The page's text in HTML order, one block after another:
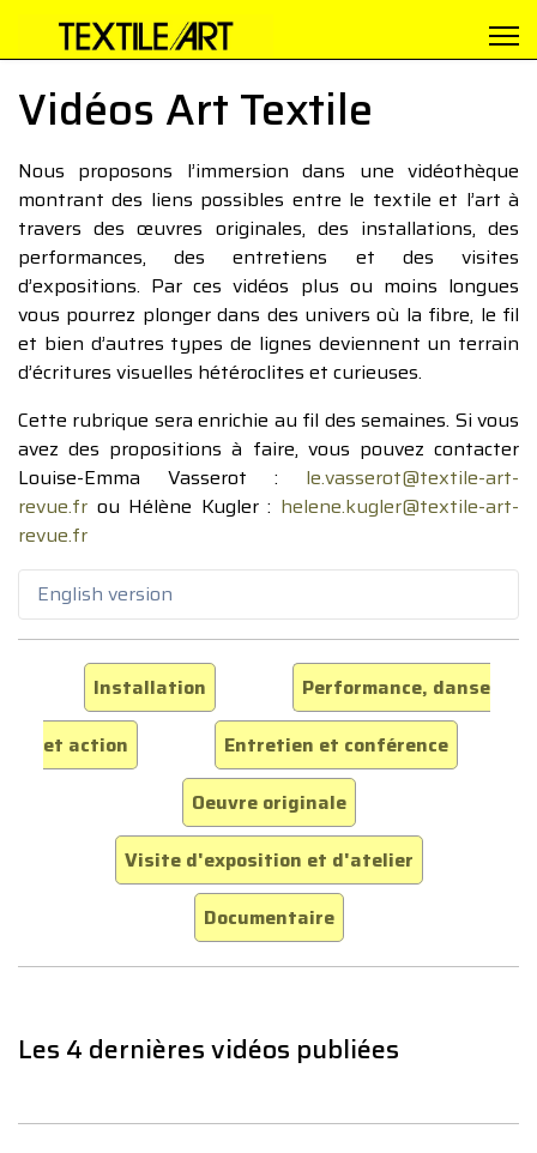
Vidéos Art Textile
Nous proposons l’immersion dans une vidéothèque
montrant des liens possibles entre le textile et l’art à
travers des œuvres originales, des installations, des
performances, des entretiens et des visites
d’expositions. Par ces vidéos plus ou moins longues
vous pourrez plonger dans des univers où la fibre, le fil
et bien d’autres types de lignes deviennent un terrain
d’écritures visuelles hétéroclites et curieuses.
Cette rubrique sera enrichie au fil des semaines. Si vous
avez des propositions à faire, vous pouvez contacter
Louise-Emma Vasserot : le.vasserot@textile-art-
revue.fr ou Hélène Kugler : helene.kugler@textile-art-
revue.fr
English version
Installation
Performance, danse
et action
Entretien et conférence
Oeuvre originale
Visite d'exposition et d'atelier
Documentaire
Les 4 dernières vidéos publiées